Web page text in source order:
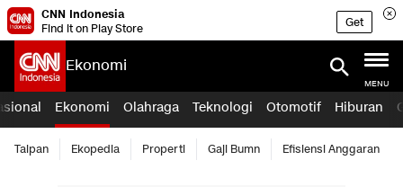
CNN Indonesia
Find it on Play Store
Get
Ekonomi
MENU
Ekonomi Olahraga Teknologi Otomotif Hiburan
Taipan Ekopedia Properti Gaji Bumn Efisiensi Anggaran